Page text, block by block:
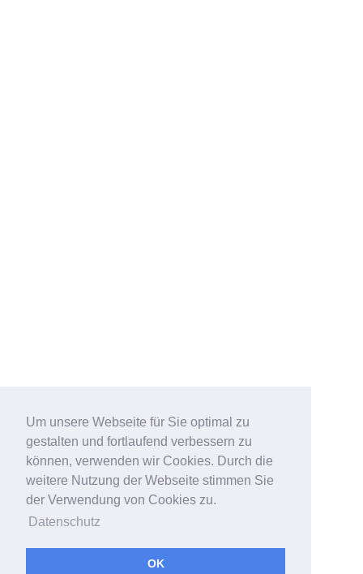
Um unsere Webseite für Sie optimal zu
gestalten und fortlaufend verbessern zu
können, verwenden wir Cookies. Durch die
weitere Nutzung der Webseite stimmen Sie
der Verwendung von Cookies zu.
Datenschutz
OK